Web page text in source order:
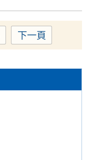
Page下一頁